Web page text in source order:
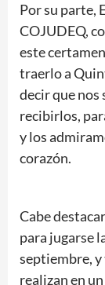
Por su parte,
COJUDEQ,
este
traerlo a
decir que
recibirlos,
y los
corazón.
Cabe
para jugarse
septiembre, y
realizan en